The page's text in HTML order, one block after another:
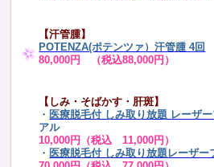
【汗管腫】
POTENZA(ポテンツァ）汗管腫 4回
80,000円 （税込88,000円）
【しみ・そばかす・肝斑】
・ 医療脱毛付 しみ取り放題 レーザ
アル
10,000円（税込 11,000円）
・ 医療脱毛付 しみ取り放題レーザー